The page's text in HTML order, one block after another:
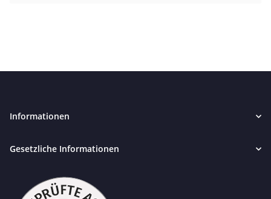
Informationen
Gesetzliche Informationen